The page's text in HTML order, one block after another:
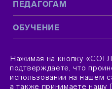
ПЕДАГОГАМ
ОБУЧЕНИЕ
Нажимая на кнопку
подтверждаете, что
использовании на нашем
а также принимаете нашу